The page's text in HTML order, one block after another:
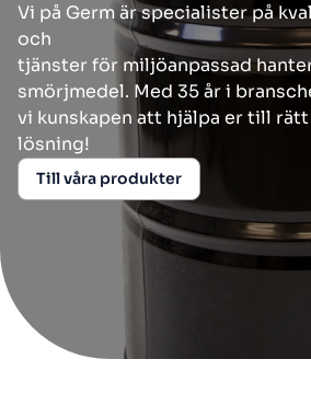
Vi på Germ är specialister på
och
tjänster för miljöanpassad
smörjmedel. Med 35 år i
vi kunskapen att hjälpa er till
lösning!
Till våra produkter